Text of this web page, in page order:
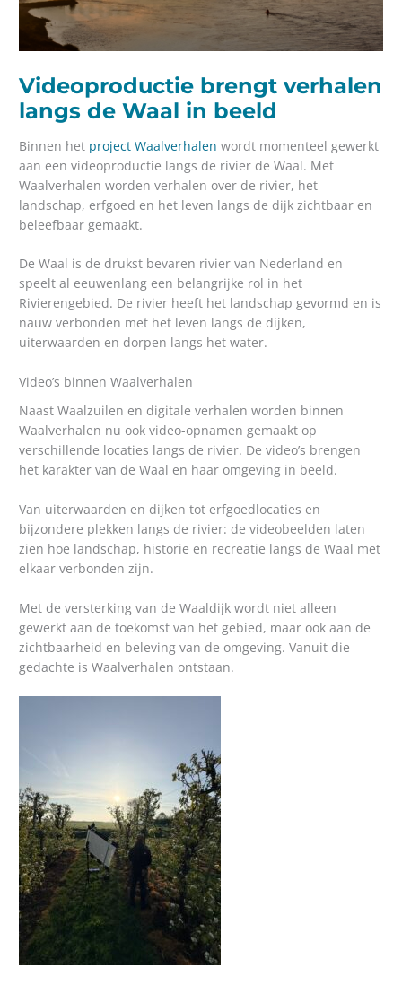
Videoproductie brengt verhalen
langs de Waal in beeld
Binnen het project Waalverhalen wordt momenteel gewerkt
aan een videoproductie langs de rivier de Waal. Met
Waalverhalen worden verhalen over de rivier, het
landschap, erfgoed en het leven langs de dijk zichtbaar en
beleefbaar gemaakt.
De Waal is de drukst bevaren rivier van Nederland en
speelt al eeuwenlang een belangrijke rol in het
Rivierengebied. De rivier heeft het landschap gevormd en is
nauw verbonden met het leven langs de dijken,
uiterwaarden en dorpen langs het water.
Video’s binnen Waalverhalen
Naast Waalzuilen en digitale verhalen worden binnen
Waalverhalen nu ook video-opnamen gemaakt op
verschillende locaties langs de rivier. De video’s brengen
het karakter van de Waal en haar omgeving in beeld.
Van uiterwaarden en dijken tot erfgoedlocaties en
bijzondere plekken langs de rivier: de videobeelden laten
zien hoe landschap, historie en recreatie langs de Waal met
elkaar verbonden zijn.
Met de versterking van de Waaldijk wordt niet alleen
gewerkt aan de toekomst van het gebied, maar ook aan de
zichtbaarheid en beleving van de omgeving. Vanuit die
gedachte is Waalverhalen ontstaan.